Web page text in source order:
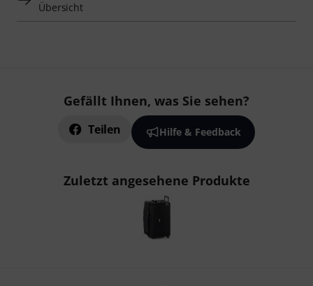
Übersicht
Gefällt Ihnen, was Sie sehen?
Teilen Hilfe & Feedback
Zuletzt angesehene Produkte